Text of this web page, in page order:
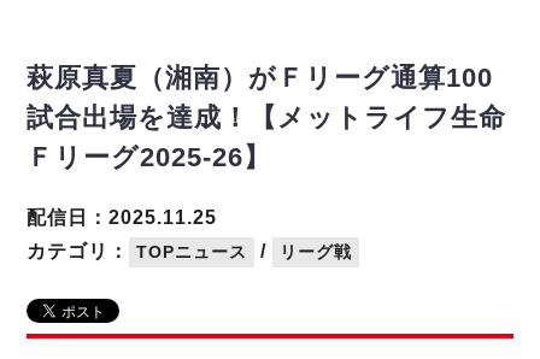
メディア情報
フットサル日本代表
その他
戦績表
警告・退場・出場停止選手
個人ランキング｜ゴール
個人ランキング｜シュート
個人ランキング｜シュート成功率
個人ランキング｜第2PK
メットライフ生命Ｆ２リーグ
エスポラーダ北海道
バルドラール浦安
フウガドールすみだ
立川アスレティックFC
ペスカドーラ町田
ボアルース長野
アリーナ情報 ARENA
リーグ概要 ABOUT US
リーグ概要
過去の記録
萩原真夏（湘南）がＦリーグ通算100
試合出場を達成！【メットライフ生命
Ｆリーグ2025-26】
カテゴリ： TOPニュース / リーグ戦
配信日：2025.11.25